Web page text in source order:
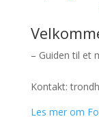
– Guiden til et
Kontakt:
Les mer om